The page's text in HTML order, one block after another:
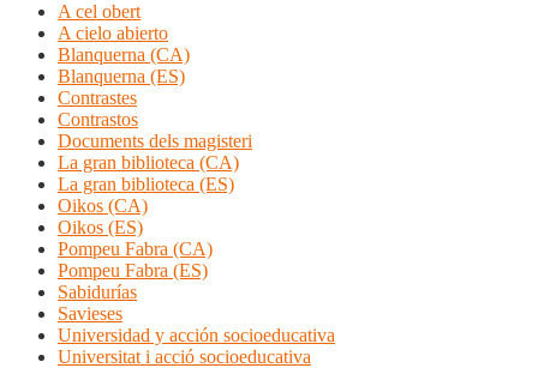
A cel obert
A cielo abierto
Blanquerna (CA)
Blanquerna (ES)
Contrastes
Contrastos
Documents dels magisteri
La gran biblioteca (CA)
La gran biblioteca (ES)
Oikos (CA)
Oikos (ES)
Pompeu Fabra (CA)
Pompeu Fabra (ES)
Sabidurías
Savieses
Universidad y acción socioeducativa
Universitat i acció socioeducativa